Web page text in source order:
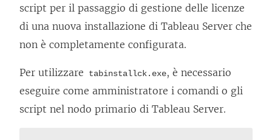
a
n
u
v
a
f
script per il passaggio di gestione delle licenze
di una nuova installazione di Tableau Server che
non è completamente configurata.
Per utilizzare tabinstallck.exe, è necessario
eseguire come amministratore i comandi o gli
script nel nodo primario di Tableau Server.